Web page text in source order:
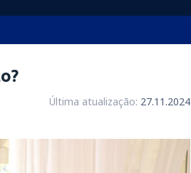
Última atualização: 27.11.2024